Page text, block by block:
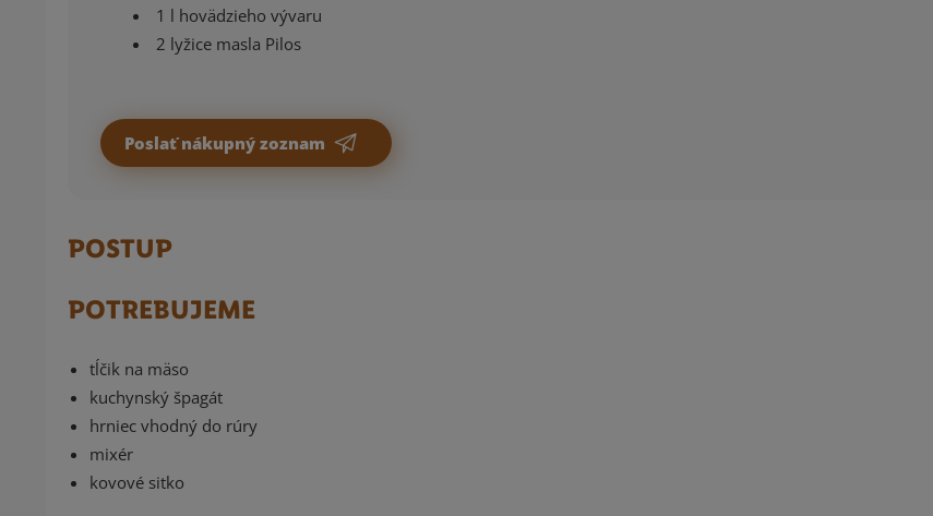
1 l hovädzieho vývaru
2 lyžice masla Pilos
Poslať nákupný zoznam
POSTUP
POTREBUJEME
tĺčik na mäso
kuchynský špagát
hrniec vhodný do rúry
mixér
kovové sitko